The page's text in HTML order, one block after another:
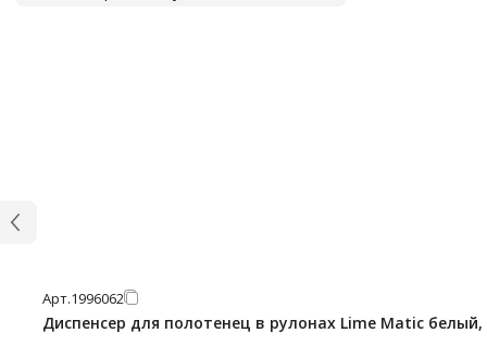
Арт.1996062
Диспенсер для полотенец в рулонах Lime Matic белый,